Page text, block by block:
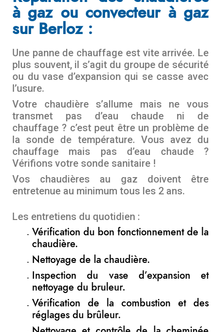
à gaz ou convecteur à gaz
sur Berloz :
Une panne de chauffage est vite arrivée. Le
plus souvent, il s’agit du groupe de sécurité
ou du vase d’expansion qui se casse avec
l’usure.
Votre chaudière s’allume mais ne vous
transmet pas d’eau chaude ni de
chauffage ? c’est peut être un problème de
la sonde de température. Vous avez du
chauffage mais pas d’eau chaude ?
Vérifions votre sonde sanitaire !
Vos chaudières au gaz doivent être
entretenue au minimum tous les 2 ans.
Les entretiens du quotidien :
Vérification du bon fonctionnement de la
chaudière.
Nettoyage de la chaudière.
Inspection du vase d’expansion et
nettoyage du bruleur.
Vérification de la combustion et des
réglages du brûleur.